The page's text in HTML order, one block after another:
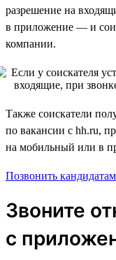
разрешение на
в приложение — и
компании.
Также соискатели
по вакансии с hh.ru,
на мобильный или в
Позвонить кандидатам
Звоните
с